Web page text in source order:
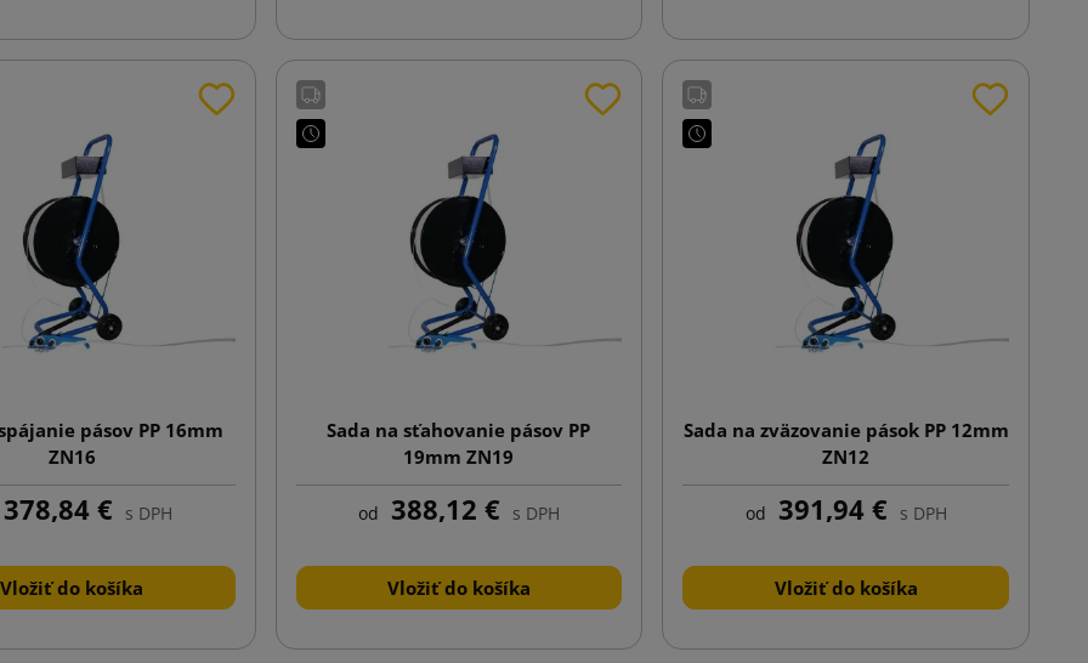
pásov PP 16mm
ZN16
€ s DPH
Vložiť do košíka
Sada na sťahovanie pásov PP
19mm ZN19
od 388,12 € s DPH
Vložiť do košíka
Sada na zväzovanie pások PP 12mm
ZN12
od 391,94 € s DPH
Vložiť do košíka